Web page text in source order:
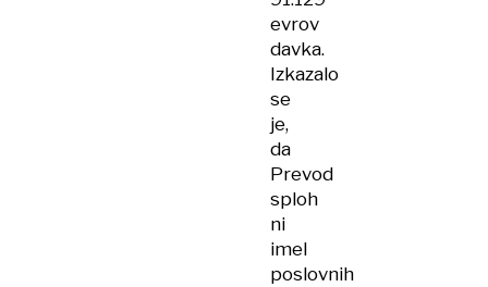
evrov
davka.
Izkazalo
se
je,
da
Prevod
sploh
ni
imel
poslovnih